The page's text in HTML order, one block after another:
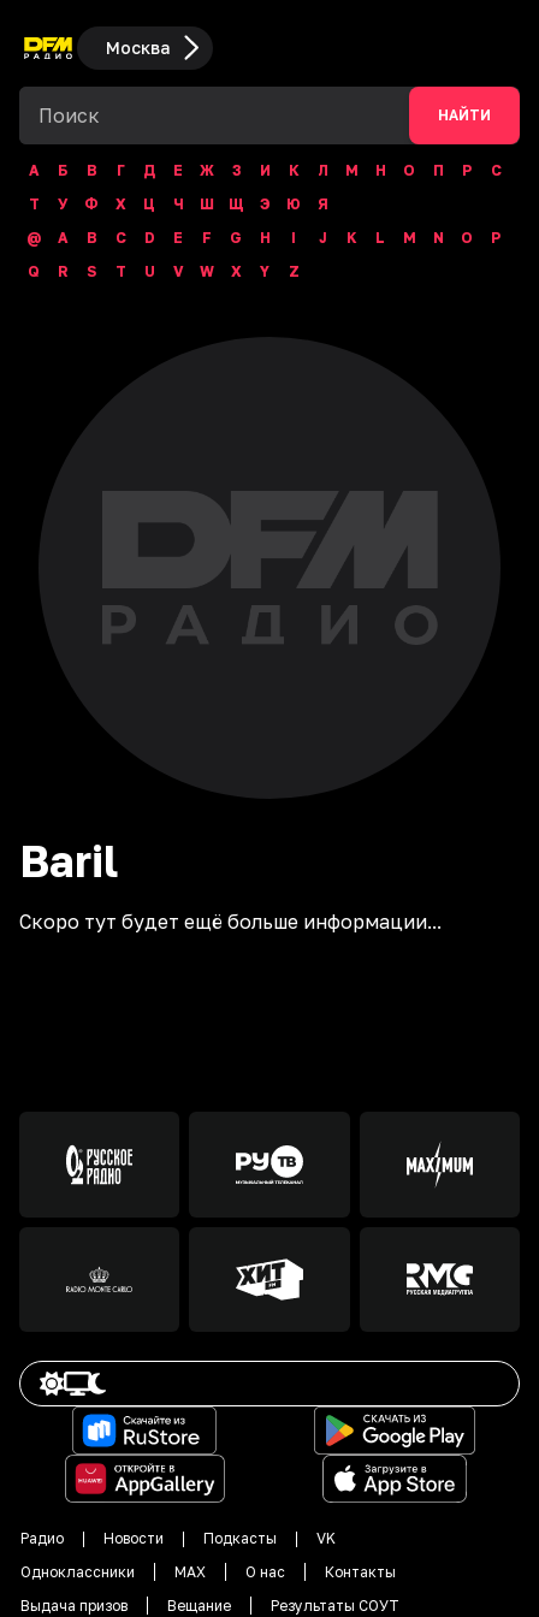
Москва
НАЙТИ
А Б В Г Д Е Ж З И К Л М Н О П Р
С
Т
У Ф Х Ц Ч Ш Щ Э Ю
Я
@
A B C D E F G H I J K L M N O
P
Q
R S T U V W X Y Z
Baril
Скоро тут будет ещё больше информации...
Радио Новости Подкасты
VK
Одноклассники
MAX О нас
Контакты
Выдача призов
Вещание Результаты СОУТ